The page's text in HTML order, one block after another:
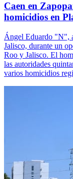
Caen en
homicidios en
Ángel Eduardo "N",
Jalisco, durante un
Roo y Jalisco. El
las autoridades
varios homicidios